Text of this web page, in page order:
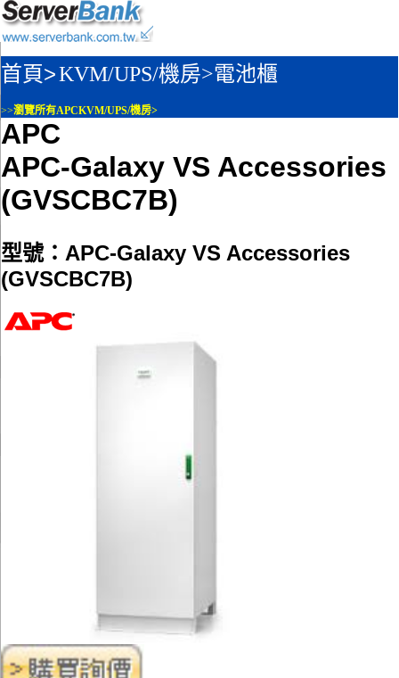
首頁>KVM/UPS/機房>電池櫃
>>瀏覽所有APCKVM/UPS/機房>
APC
APC-Galaxy VS Accessories
(GVSCBC7B)
型號：APC-Galaxy VS Accessories
(GVSCBC7B)